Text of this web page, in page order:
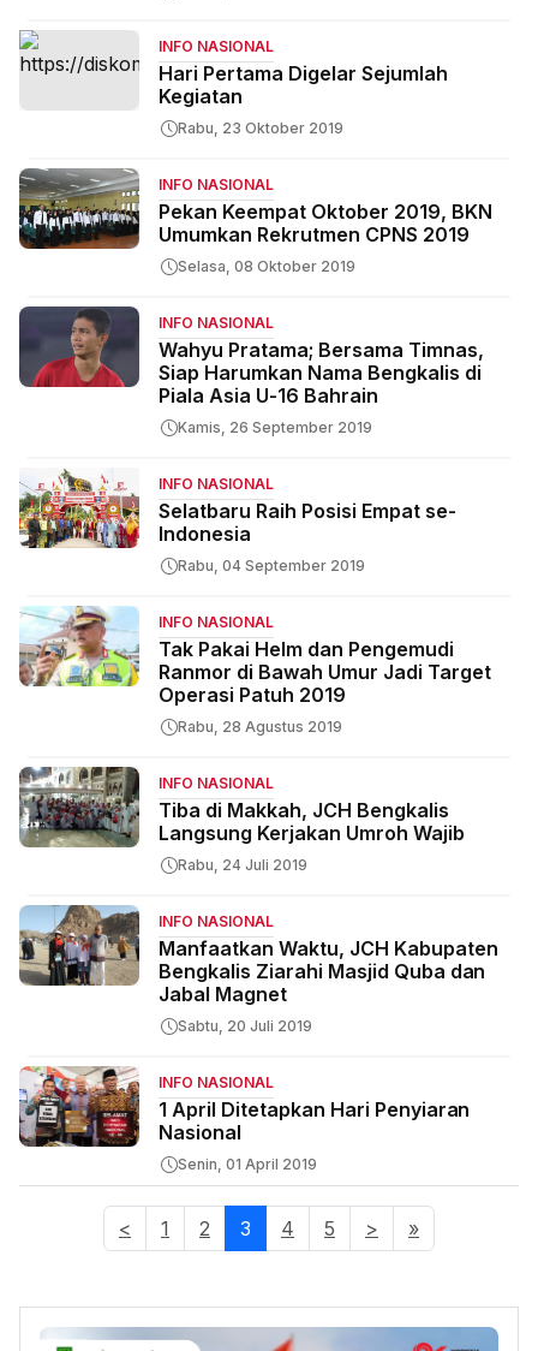
INFO NASIONAL
Hari Pertama Digelar Sejumlah
Kegiatan
Rabu, 23 Oktober 2019
INFO NASIONAL
Pekan Keempat Oktober 2019, BKN
Umumkan Rekrutmen CPNS 2019
Selasa, 08 Oktober 2019
INFO NASIONAL
Wahyu Pratama; Bersama Timnas,
Siap Harumkan Nama Bengkalis di
Piala Asia U-16 Bahrain
Kamis, 26 September 2019
INFO NASIONAL
Selatbaru Raih Posisi Empat se-
Indonesia
Rabu, 04 September 2019
INFO NASIONAL
Tak Pakai Helm dan Pengemudi
Ranmor di Bawah Umur Jadi Target
Operasi Patuh 2019
Rabu, 28 Agustus 2019
INFO NASIONAL
Tiba di Makkah, JCH Bengkalis
Langsung Kerjakan Umroh Wajib
Rabu, 24 Juli 2019
INFO NASIONAL
Manfaatkan Waktu, JCH Kabupaten
Bengkalis Ziarahi Masjid Quba dan
Jabal Magnet
Sabtu, 20 Juli 2019
INFO NASIONAL
1 April Ditetapkan Hari Penyiaran
Nasional
Senin, 01 April 2019
< 1 2 3 (current)
4 5 > »